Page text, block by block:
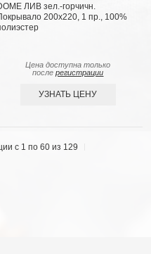
ЛИВ зел.-горчичн.
200х220, 1 пр., 100%
Цена доступна только
послерегистрации
УЗНАТЬ ЦЕНУ
с 1 по 60 из 129